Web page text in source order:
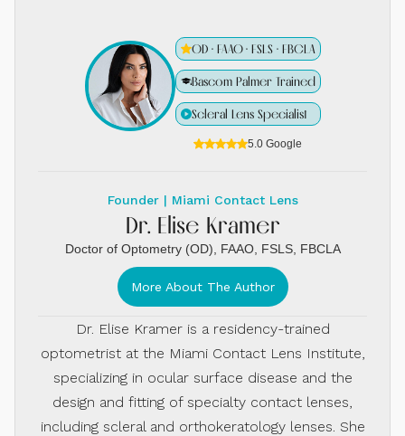
OD · FAAO · FSLS · FBCLA
Bascom Palmer Trained
Scleral Lens Specialist
5.0 Google
Founder | Miami Contact Lens
Dr. Elise Kramer
Doctor of Optometry (OD), FAAO, FSLS, FBCLA
More About The Author
Dr. Elise Kramer is a residency-trained
optometrist at the Miami Contact Lens Institute,
specializing in ocular surface disease and the
design and fitting of specialty contact lenses,
including scleral and orthokeratology lenses. She